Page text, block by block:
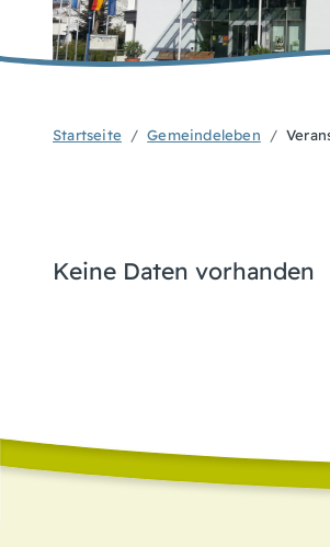
Startseite Gemeindeleben
Keine Daten vorhanden